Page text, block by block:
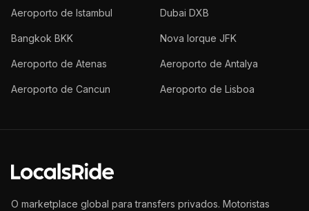
Aeroporto de Istambul Dubai DXB
Bangkok BKK Nova Iorque JFK
Aeroporto de Atenas Aeroporto de Antalya
Aeroporto de Cancun Aeroporto de Lisboa
O marketplace global para transfers privados. Motoristas